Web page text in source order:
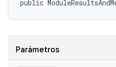
public
Parámetros